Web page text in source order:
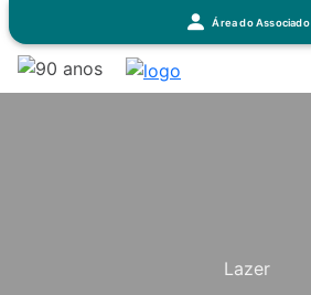
Área do Associado
Lazer